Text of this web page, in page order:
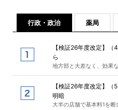
行政・政治 薬局
【検証26年度改定】
ら
地方部と大差なく、効果
【検証26年度改定】
明暗
大半の店舗で基本料1を断